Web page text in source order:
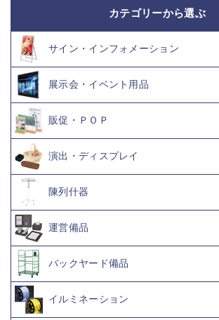
カテゴリーから選ぶ
サイン・インフォメーション
展示会・イベント用品
販促・ＰＯＰ
演出・ディスプレイ
陳列什器
運営備品
バックヤード備品
イルミネーション